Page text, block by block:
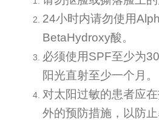
24小时内请勿使用
BetaHydroxy酸。
必须使用SPF至少为
阳光直射至少一个月。
对太阳过敏的患者应
外的预防措施，以防止